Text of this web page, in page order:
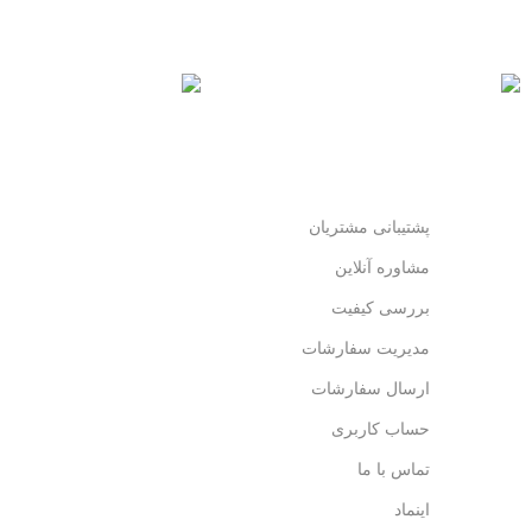
پشتیبانی مشتریان
مشاوره آنلاین
بررسی کیفیت
مدیریت سفارشات
ارسال سفارشات
حساب کاربری
تماس با ما
اینماد